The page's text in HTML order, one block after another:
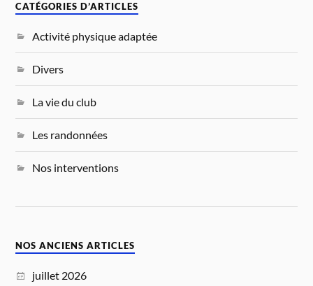
CATÉGORIES D’ARTICLES
Activité physique adaptée
Divers
La vie du club
Les randonnées
Nos interventions
NOS ANCIENS ARTICLES
juillet 2026